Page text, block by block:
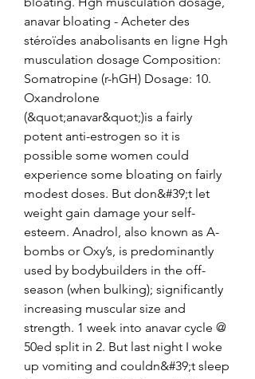
anavar bloating - Acheter des
stéroïdes anabolisants en ligne Hgh
musculation dosage Composition:
Somatropine (r-hGH) Dosage: 10.
Oxandrolone
(&quot;anavar&quot;)is a fairly
potent anti-estrogen so it is
possible some women could
experience some bloating on fairly
modest doses. But don&#39;t let
weight gain damage your self-
esteem. Anadrol, also known as A-
bombs or Oxy’s, is predominantly
used by bodybuilders in the off-
season (when bulking); significantly
increasing muscular size and
strength. 1 week into anavar cycle @
50ed split in 2. But last night I woke
up vomiting and couldn&#39;t sleep